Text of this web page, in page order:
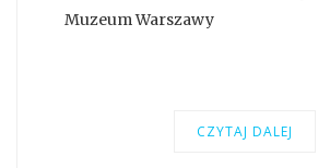
Muzeum Warszawy
CZYTAJ DALEJ